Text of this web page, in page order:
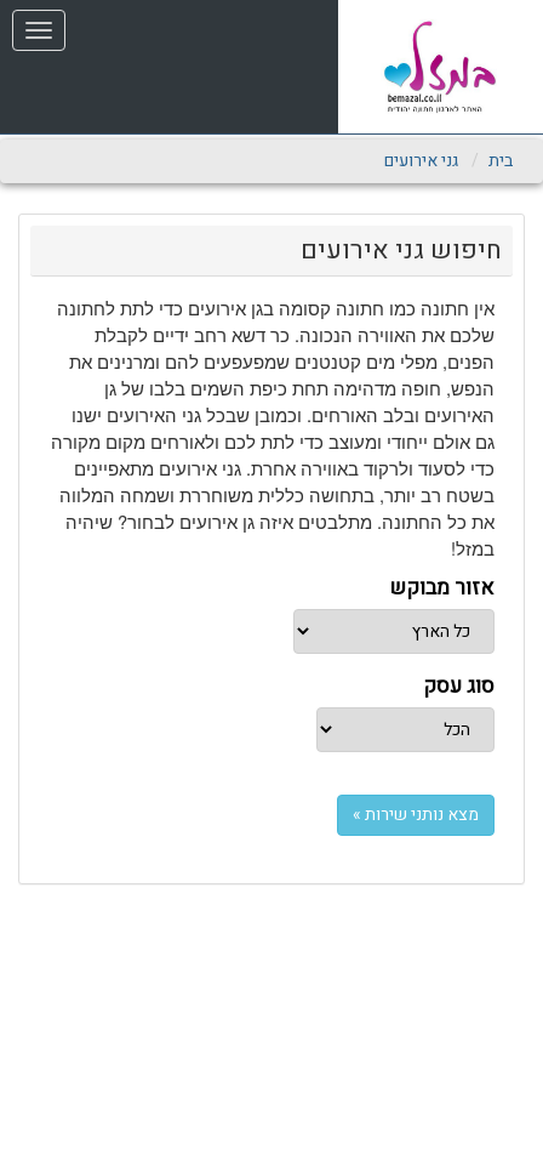
מַעֲרֶכֶת
בִּקְלִיק
תפריט
בית גני אירועים
חיפוש גני אירועים
אין חתונה כמו חתונה קסומה בגן אירועים כדי לתת לחתונה
שלכם את האווירה הנכונה. כר דשא רחב ידיים לקבלת
הפנים, מפלי מים קטנטנים שמפעפעים להם ומרנינים את
הנפש, חופה מדהימה תחת כיפת השמים בלבו של גן
האירועים ובלב האורחים. וכמובן שבכל גני האירועים ישנו
גם אולם ייחודי ומעוצב כדי לתת לכם ולאורחים מקום מקורה
כדי לסעוד ולרקוד באווירה אחרת. גני אירועים מתאפיינים
בשטח רב יותר, בתחושה כללית משוחררת ושמחה המלווה
את כל החתונה. מתלבטים איזה גן אירועים לבחור? שיהיה
במזל!
אזור מבוקש
סוג עסק
מצא נותני שירות »